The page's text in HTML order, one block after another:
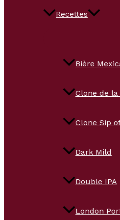
Recettes
Bière
Clone de
Clone Sip
Dark Mild
Double IPA
London